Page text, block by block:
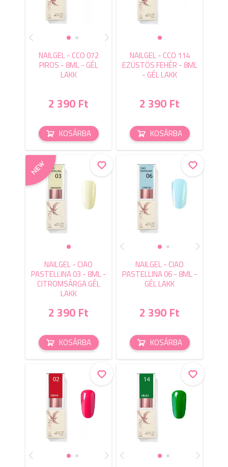
NAILGEL - CCO 072
PIROS - 8ML - GÉL
LAKK
2 390 Ft
KOSÁRBA
NAILGEL - CCO 114
EZÜSTÖS FEHÉR - 8ML
- GÉL LAKK
2 390 Ft
KOSÁRBA
NAILGEL - CIAO
PASTELLINA 03 - 8ML -
CITROMSÁRGA GÉL
LAKK
2 390 Ft
KOSÁRBA
NAILGEL - CIAO
PASTELLINA 06 - 8ML -
GÉL LAKK
2 390 Ft
KOSÁRBA